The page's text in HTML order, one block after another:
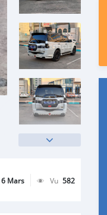
6 Mars Vu 582